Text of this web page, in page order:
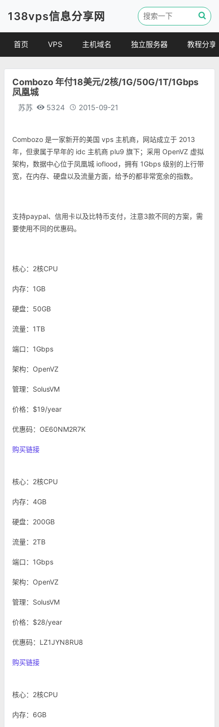
138vps信息分享网
首页 VPS
便宜VPS
主机域名
虚拟主机
独立服务器 教程分享
建站教程
Combozo 年付18美元/2核/1G/50G/1T/1Gbps
凤凰城
苏苏 5324 2015-09-21
Combozo 是一家新开的美国 vps 主机商，网站成立于 2013
年，但隶属于早年的 idc 主机商 plu9 旗下；采用 OpenVZ 虚拟
架构，数据中心位于凤凰城 ioflood，拥有 1Gbps 级别的上行带
宽，在内存、硬盘以及流量方面，给予的都非常宽余的指数。
支持paypal、信用卡以及比特币支付，注意3款不同的方案，需
要使用不同的优惠码。
核心：2核CPU
内存：1GB
硬盘：50GB
流量：1TB
端口：1Gbps
架构：OpenVZ
管理：SolusVM
价格：$19/year
优惠码：OE60NM2R7K
购买链接
核心：2核CPU
内存：4GB
硬盘：200GB
流量：2TB
端口：1Gbps
架构：OpenVZ
管理：SolusVM
价格：$28/year
优惠码：LZ1JYN8RU8
购买链接
核心：2核CPU
内存：6GB